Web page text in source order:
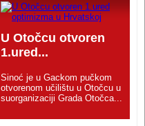
U Otočcu otvoren
1.ured...
Sinoć je u Gackom pučkom
otvorenom učilištu u Otočcu u
suorganizaciji Grada Otočca...